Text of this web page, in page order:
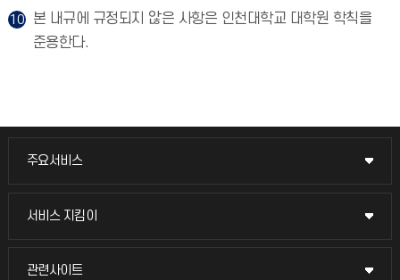
본 내규에 규정되지 않은 사항은 인천대학교 대학원 학칙을
준용한다.
주요서비스
주요서비스
교무회의방송
서비스 지킴이
서비스 지킴이
묻고 답하기
관련사이트
관련사이트